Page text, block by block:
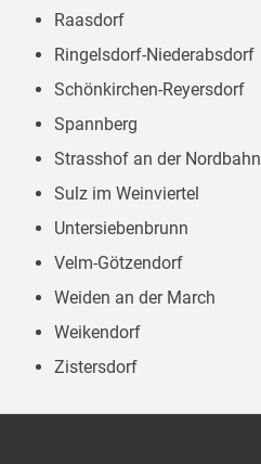
Raasdorf
Ringelsdorf-Niederabsdorf
Schönkirchen-Reyersdorf
Spannberg
Strasshof an der Nordbahn
Sulz im Weinviertel
Untersiebenbrunn
Velm-Götzendorf
Weiden an der March
Weikendorf
Zistersdorf